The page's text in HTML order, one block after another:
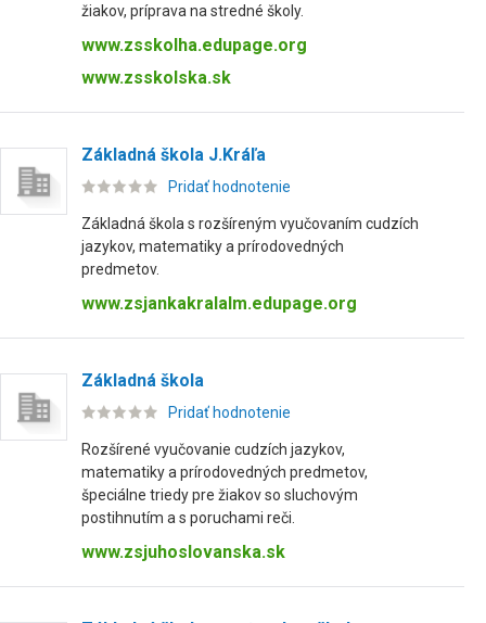
žiakov, príprava na stredné školy.
www.zsskolha.edupage.org
www.zsskolska.sk
Základná škola J.Kráľa
Pridať hodnotenie
Základná škola s rozšíreným vyučovaním cudzích
jazykov, matematiky a prírodovedných
predmetov.
www.zsjankakralalm.edupage.org
Základná škola
Pridať hodnotenie
Rozšírené vyučovanie cudzích jazykov,
matematiky a prírodovedných predmetov,
špeciálne triedy pre žiakov so sluchovým
postihnutím a s poruchami reči.
www.zsjuhoslovanska.sk